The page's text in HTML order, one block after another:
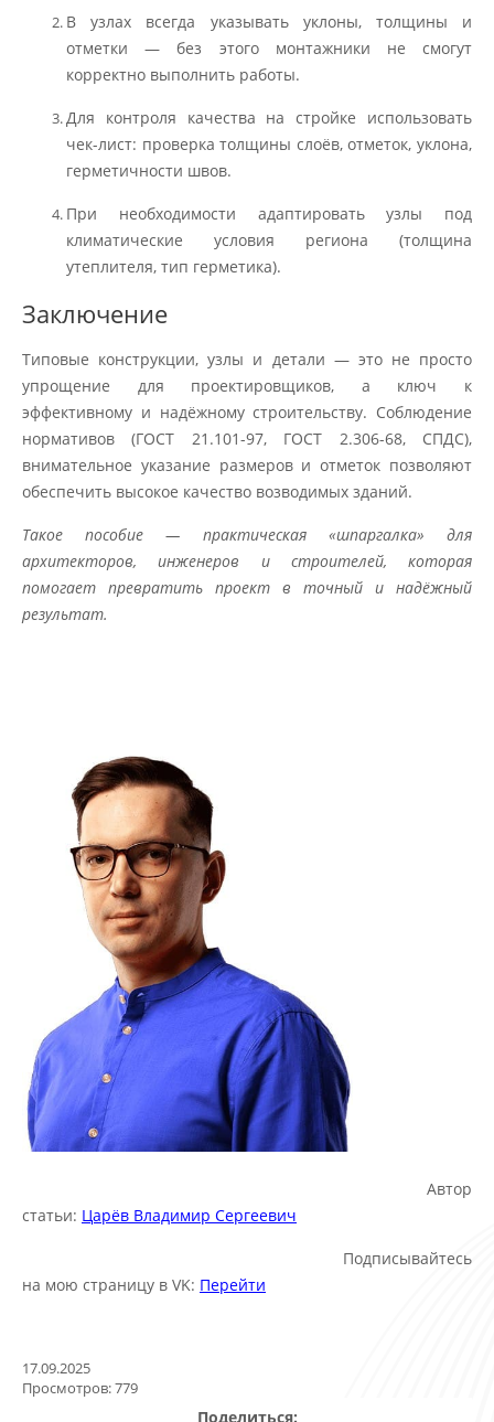
В узлах всегда указывать уклоны, толщины и
отметки — без этого монтажники не смогут
корректно выполнить работы.
Для контроля качества на стройке использовать
чек-лист: проверка толщины слоёв, отметок, уклона,
герметичности швов.
При необходимости адаптировать узлы под
климатические условия региона (толщина
утеплителя, тип герметика).
Заключение
Типовые конструкции, узлы и детали — это не просто
упрощение для проектировщиков, а ключ к
эффективному и надёжному строительству. Соблюдение
нормативов (ГОСТ 21.101-97, ГОСТ 2.306-68, СПДС),
внимательное указание размеров и отметок позволяют
обеспечить высокое качество возводимых зданий.
Такое пособие — практическая «шпаргалка» для
архитекторов, инженеров и строителей, которая
помогает превратить проект в точный и надёжный
результат.
Автор
статьи: Царёв Владимир Сергеевич
Подписывайтесь
на мою страницу в VK: Перейти
17.09.2025
Просмотров: 779
Поделиться: